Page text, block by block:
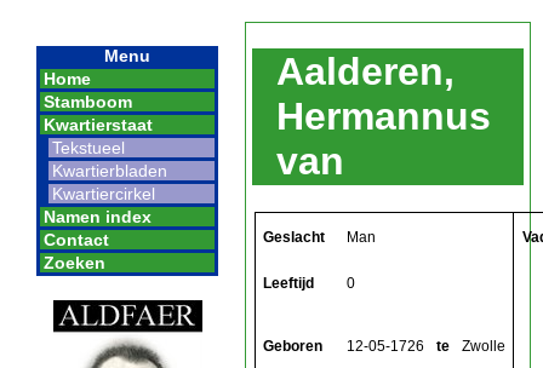
Menu
Home
Stamboom
Kwartierstaat
Tekstueel
Kwartierbladen
Kwartiercirkel
Namen index
Contact
Zoeken
Aalderen,
Hermannus
van
Geslacht Man
Leeftijd 0
Geboren 12-05-1726 te Zwolle